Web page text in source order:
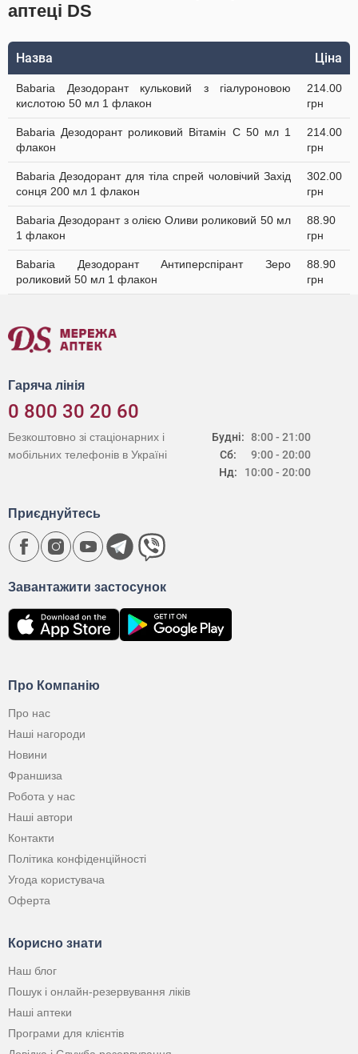
аптеці DS
Назва Ціна
Babaria Дезодорант кульковий з гіалуроновою
кислотою 50 мл 1 флакон
214.00
грн
Babaria Дезодорант роликовий Вітамін С 50 мл 1
флакон
214.00
грн
Babaria Дезодорант для тіла спрей чоловічий Захід
сонця 200 мл 1 флакон
302.00
грн
Babaria Дезодорант з олією Оливи роликовий 50 мл
1 флакон
88.90
грн
Babaria Дезодорант Антиперспірант Зеро
роликовий 50 мл 1 флакон
88.90
грн
Гаряча лінія
0 800 30 20 60
Будні:
Сб:
Нд:
8:00 - 21:00
9:00 - 20:00
10:00 - 20:00
Безкоштовно зі стаціонарних і
мобільних телефонів в Україні
Про Компанію
Про нас
Наші нагороди
Новини
Франшиза
Робота у нас
Наші автори
Контакти
Політика конфіденційності
Угода користувача
Оферта
Корисно знати
Наш блог
Пошук і онлайн-резервування ліків
Наші аптеки
Програми для клієнтів
Завантажити застосунок
Приєднуйтесь